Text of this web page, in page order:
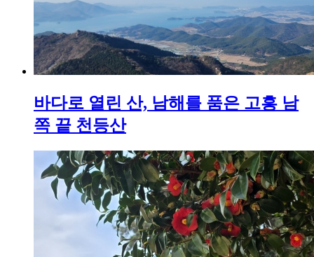
바다로 열린 산, 남해를 품은 고흥 남
쪽 끝 천등산